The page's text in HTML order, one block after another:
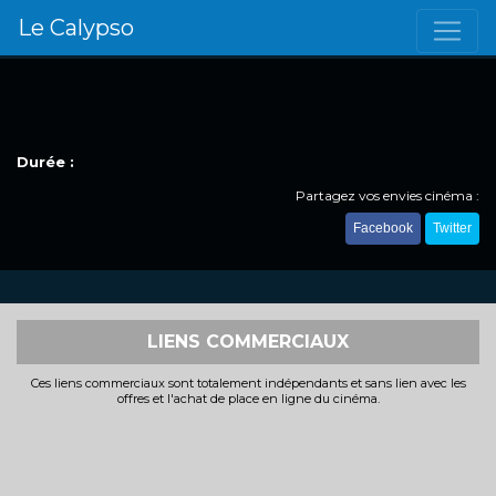
Le Calypso
Durée :
Partagez vos envies cinéma :
Facebook Twitter
LIENS COMMERCIAUX
Ces liens commerciaux sont totalement indépendants et sans lien avec les
offres et l'achat de place en ligne du cinéma.